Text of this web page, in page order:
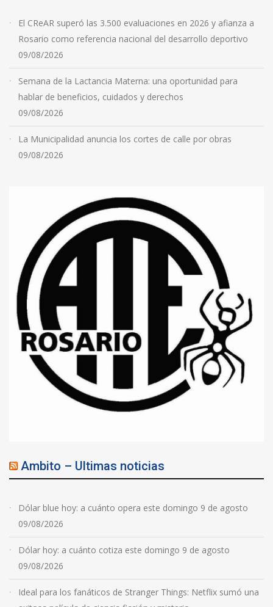
El CReAR superó las 3.500 evaluaciones en 2026 y afianza a
Rosario como referencia nacional del desarrollo deportivo
09/08/2026
Semana de la Lactancia Materna: una oportunidad para
hablar de beneficios, cuidados y derechos
09/08/2026
La Municipalidad anuncia los cortes de calle por obras
09/08/2026
Ambito – Ultimas noticias
Dólar blue hoy: a cuánto opera este domingo 9 de agosto
09/08/2026
Dólar hoy: a cuánto cotiza este domingo 9 de agosto
09/08/2026
Ideal para los fanáticos de Stranger Things: Netflix sumó una